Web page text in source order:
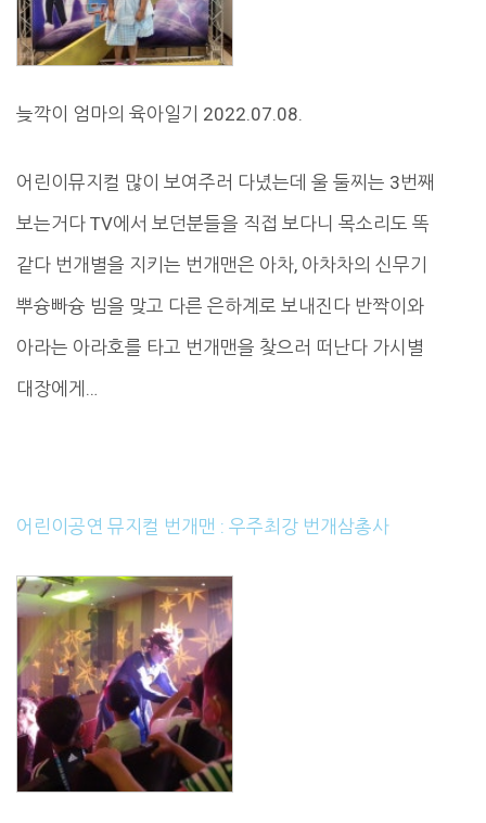
늦깍이 엄마의 육아일기 2022.07.08.
어린이뮤지컬 많이 보여주러 다녔는데 울 둘찌는 3번째
보는거다 TV에서 보던분들을 직접 보다니 목소리도 똑
같다 번개별을 지키는 번개맨은 아차, 아차차의 신무기
뿌슝빠슝 빔을 맞고 다른 은하계로 보내진다 반짝이와
아라는 아라호를 타고 번개맨을 찾으러 떠난다 가시별
대장에게…
어린이공연 뮤지컬 번개맨 : 우주최강 번개삼총사